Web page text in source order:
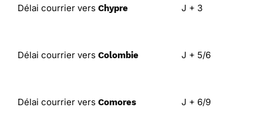
Délai courrier vers Chypre J + 3
Délai courrier vers Colombie J + 5/6
Délai courrier vers Comores J + 6/9